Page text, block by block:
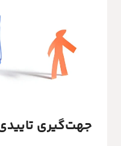
جهت‌گیری